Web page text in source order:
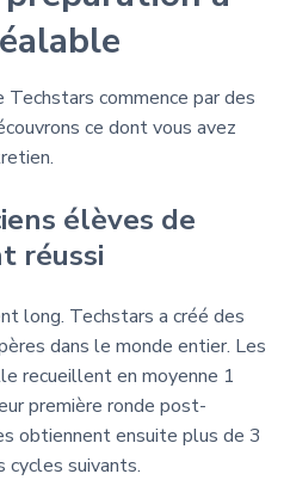
commence par des
ce dont vous avez
élèves de
réussi
long. Techstars a créé des
dans le monde entier. Les
recueillent en moyenne 1
première ronde post-
obtiennent ensuite plus de 3
suivants.